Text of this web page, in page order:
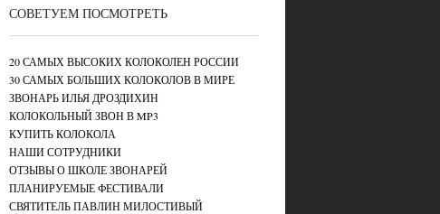
СОВЕТУЕМ ПОСМОТРЕТЬ
20 САМЫХ ВЫСОКИХ КОЛОКОЛЕН РОССИИ
30 САМЫХ БОЛЬШИХ КОЛОКОЛОВ В МИРЕ
ЗВОНАРЬ ИЛЬЯ ДРОЗДИХИН
КОЛОКОЛЬНЫЙ ЗВОН В MP3
КУПИТЬ КОЛОКОЛА
НАШИ СОТРУДНИКИ
ОТЗЫВЫ О ШКОЛЕ ЗВОНАРЕЙ
ПЛАНИРУЕМЫЕ ФЕСТИВАЛИ
СВЯТИТЕЛЬ ПАВЛИН МИЛОСТИВЫЙ